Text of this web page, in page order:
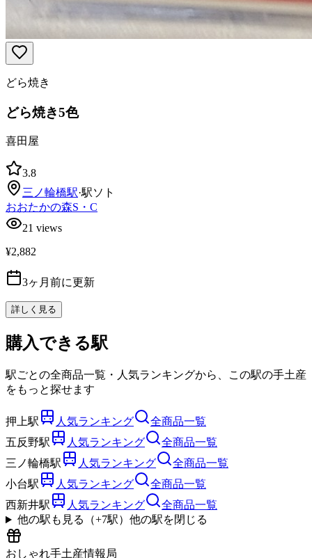
どら焼き
どら焼き5色
喜田屋
3.8
三ノ輪橋駅·駅ソト
おおたかの森S・C
21 views
¥2,882
3ヶ月前に更新
詳しく見る
購入できる駅
駅ごとの全商品一覧・人気ランキングから、この駅の手土産
をもっと探せます
押上駅 人気ランキング
全商品一覧
五反野駅
人気ランキング
全商品一覧
三ノ輪橋駅
人気ランキング
全商品一覧
小台駅
人気ランキング
全商品一覧
西新井駅
人気ランキング
全商品一覧
他の駅も見る（+7駅） 他の駅を閉じる
おしゃれ手土産情報局